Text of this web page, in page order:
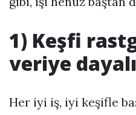
1) Keşfi
veriye
Her iyi iş, iyi keşifle